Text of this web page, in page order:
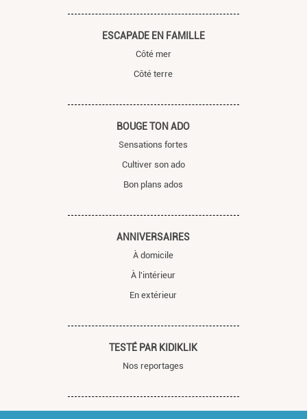
ESCAPADE EN FAMILLE
Côté mer
Côté terre
BOUGE TON ADO
Sensations fortes
Cultiver son ado
Bon plans ados
ANNIVERSAIRES
À domicile
À l'intérieur
En extérieur
TESTÉ PAR KIDIKLIK
Nos reportages